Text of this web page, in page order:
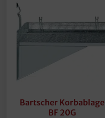
Bartscher Korbablage
BF 20G